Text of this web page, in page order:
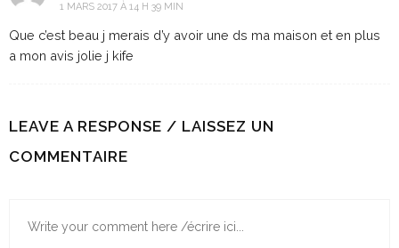
1 MARS 2017 À 14 H 39 MIN
Que c’est beau j merais d’y avoir une ds ma maison et en plus
a mon avis jolie j kife
LEAVE A RESPONSE / LAISSEZ UN
COMMENTAIRE